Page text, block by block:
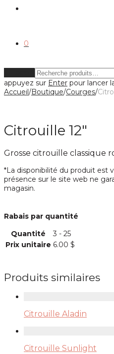
0
appuyez sur Enter pour lancer
Accueil/Boutique/Courges/
Citrouille 12″
Grosse citrouille classique
*La disponibilité du produit est
présence sur le site web ne
magasin.
Rabais par quantité
Quantité
3 - 25
Prix unitaire 6.00 $
Produits similaires
Citrouille Aladin
Citrouille Sunlight